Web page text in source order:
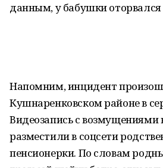
данным, у бабушки
Напомним, инцидент
Кушнаренковском районе в
Видеозапись с возмущениями
разместили в соцсети
пенсионерки. По словам